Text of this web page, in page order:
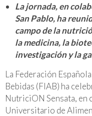
La jornada, en
San Pablo, ha
campo de la
la medicina, la
investigación y la
La Federación
Bebidas (FIAB) ha
NutriciON Sensata,
Universitario de